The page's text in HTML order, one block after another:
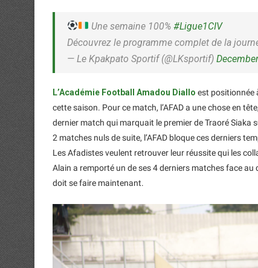
Une semaine 100%#Ligue1CIV
Découvrez le programme complet de la
— Le Kpakpato Sportif (@LKsportif)
L’Académie Football Amadou Diallo est positionnée
cette saison. Pour ce match, l’AFAD a une chose en
dernier match qui marquait le premier de Traoré Siaka
2 matches nuls de suite, l’AFAD bloque ces derniers
Les Afadistes veulent retrouver leur réussite qui les
Alain a remporté un de ses 4 derniers matches face
doit se faire maintenant.